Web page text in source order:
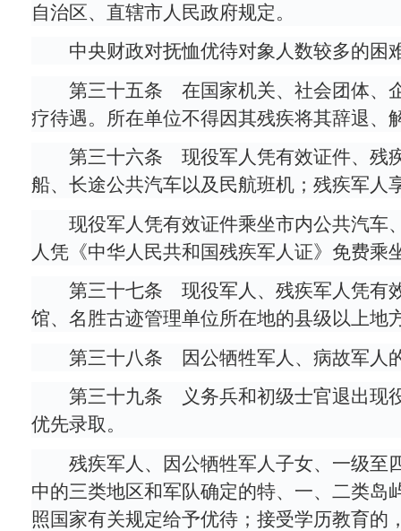
自治区、直辖市人民政府规定。
中央财政对抚恤优待对象人数较多的困
第三十五条 在国家机关、社会团体、
疗待遇。所在单位不得因其残疾将其辞退、
第三十六条 现役军人凭有效证件、残
船、长途公共汽车以及民航班机；残疾军人
现役军人凭有效证件乘坐市内公共汽车
人凭《中华人民共和国残疾军人证》免费
第三十七条 现役军人、残疾军人凭有
馆、名胜古迹管理单位所在地的县级以上地
第三十八条 因公牺牲军人、病故军人
第三十九条 义务兵和初级士官退出现
优先录取。
残疾军人、因公牺牲军人子女、一级至
中的三类地区和军队确定的特、一、二类
照国家有关规定给予优待；接受学历教育